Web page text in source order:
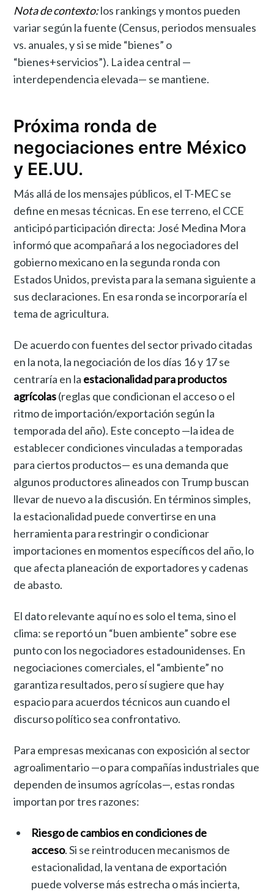
Nota de contexto:los rankings y montos pueden
variar según la fuente (Census, periodos mensuales
vs. anuales, y si se mide “bienes” o
“bienes+servicios”). La idea central —
interdependencia elevada— se mantiene.
Próxima ronda de
negociaciones entre México
y EE.UU.
Más allá de los mensajes públicos, el T-MEC se
define en mesas técnicas. En ese terreno, el CCE
anticipó participación directa: José Medina Mora
informó que acompañará a los negociadores del
gobierno mexicano en la segunda ronda con
Estados Unidos, prevista para la semana siguiente a
sus declaraciones. En esa ronda se incorporaría el
tema de agricultura.
De acuerdo con fuentes del sector privado citadas
en la nota, la negociación de los días 16 y 17 se
centraría en la estacionalidad para productos
agrícolas(reglas que condicionan el acceso o el
ritmo de importación/exportación según la
temporada del año). Este concepto —la idea de
establecer condiciones vinculadas a temporadas
para ciertos productos— es una demanda que
algunos productores alineados con Trump buscan
llevar de nuevo a la discusión. En términos simples,
la estacionalidad puede convertirse en una
herramienta para restringir o condicionar
importaciones en momentos específicos del año, lo
que afecta planeación de exportadores y cadenas
de abasto.
El dato relevante aquí no es solo el tema, sino el
clima: se reportó un “buen ambiente” sobre ese
punto con los negociadores estadounidenses. En
negociaciones comerciales, el “ambiente” no
garantiza resultados, pero sí sugiere que hay
espacio para acuerdos técnicos aun cuando el
discurso político sea confrontativo.
Para empresas mexicanas con exposición al sector
agroalimentario —o para compañías industriales que
dependen de insumos agrícolas—, estas rondas
importan por tres razones:
Riesgo de cambios en condiciones de
acceso. Si se reintroducen mecanismos de
estacionalidad, la ventana de exportación
puede volverse más estrecha o más incierta,